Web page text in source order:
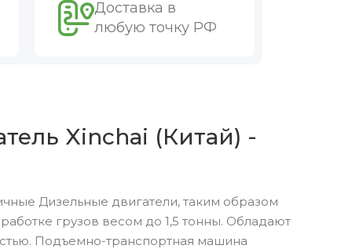
Доставка в
любую точку РФ
Xinchai (Китай) -
Дизельные двигатели, таким образом
грузов весом до 1,5 тонны. Обладают
Подъемно-транспортная машина